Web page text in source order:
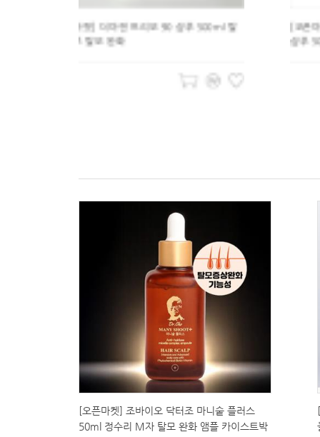
[오픈마켓] 히말라야 모링가 오리지널 리뉴잉
샴푸 500 ml
[오픈마켓] 조바이오 닥터조 마니숱 플러스
50ml 정수리 M자 탈모 완화 앰플 카이스트박